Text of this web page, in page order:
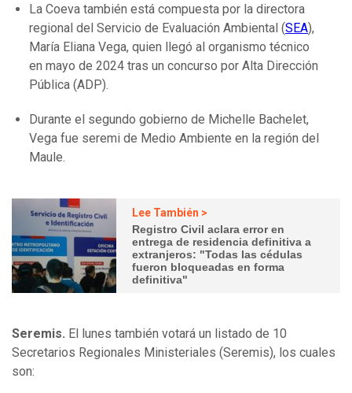
La Coeva también está compuesta por la directora
regional del Servicio de Evaluación Ambiental (SEA),
María Eliana Vega, quien llegó al organismo técnico
en mayo de 2024 tras un concurso por Alta Dirección
Pública (ADP).
Durante el segundo gobierno de Michelle Bachelet,
Vega fue seremi de Medio Ambiente en la región del
Maule.
Lee También >
Registro Civil aclara error en
entrega de residencia definitiva a
extranjeros: "Todas las cédulas
fueron bloqueadas en forma
definitiva"
Seremis. El lunes también votará un listado de 10
Secretarios Regionales Ministeriales (Seremis), los cuales
son: